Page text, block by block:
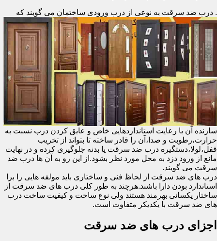
. درب ضد سرقت به نوعی از درب ورودی ساختمان می گویند که
سازنده آن با رعایت استانداردهایی خاص و عایق کردن درب نسبت به
حرارت،رطوبت و صدا،آن را قادر ساخته تا بتواند از تخریب
قفل،لولا،دستگیره درب ضد سرقت یا بدنه جلوگیری کرده و در نهایت
مانع از ورود دزد به محل مورد نظر بشود.از این رو به آن ها درب ضد
سرقت می گویند.
درب های ضد سرقت از لحاظ فنی و ساختاری باید مولفه هایی را برا
استاندارد بودن دارا باشند.هرچند به طور کلی درب های ضد سرقت از
ساختار یکسانی بهرمند هستند ولی نوع ساخت و کیفیت ساخت درب
های ضد سرقت با یکدیکر متفاوت است.
اجزای درب های ضد سرقت